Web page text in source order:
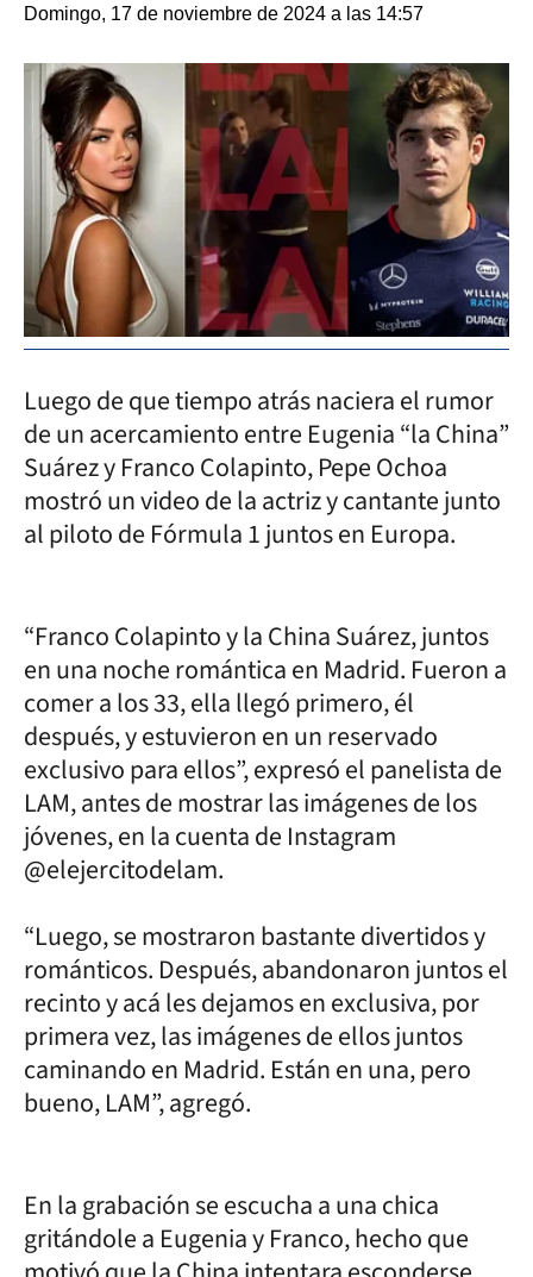
Domingo, 17 de noviembre de 2024 a las 14:57
Luego de que tiempo atrás naciera el rumor
de un acercamiento entre Eugenia “la China”
Suárez y Franco Colapinto, Pepe Ochoa
mostró un video de la actriz y cantante junto
al piloto de Fórmula 1 juntos en Europa.
“Franco Colapinto y la China Suárez, juntos
en una noche romántica en Madrid. Fueron a
comer a los 33, ella llegó primero, él
después, y estuvieron en un reservado
exclusivo para ellos”, expresó el panelista de
LAM, antes de mostrar las imágenes de los
jóvenes, en la cuenta de Instagram
@elejercitodelam.
“Luego, se mostraron bastante divertidos y
románticos. Después, abandonaron juntos el
recinto y acá les dejamos en exclusiva, por
primera vez, las imágenes de ellos juntos
caminando en Madrid. Están en una, pero
bueno, LAM”, agregó.
En la grabación se escucha a una chica
gritándole a Eugenia y Franco, hecho que